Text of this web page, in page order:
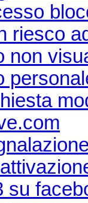
riesco
non
su